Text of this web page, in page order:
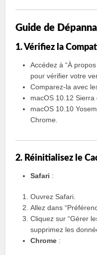
Guide de
1. Vérifiez la
Accédez à “À
pour vérifier votre
Comparez-la avec
macOS 10.12 Sierra
macOS 10.10
Chrome.
2. Réinitialisez le
Safari :
Ouvrez Safari.
Allez dans
Cliquez sur “Gérer
supprimez les
Chrome :